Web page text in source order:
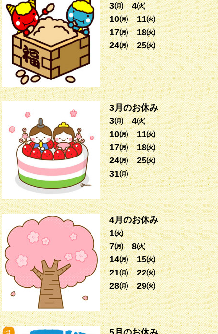
3㈪ 4㈫
10㈪ 11㈫
17㈪ 18㈫
24㈪ 25㈫
3月のお休み
3㈪ 4㈫
10㈪ 11㈫
17㈪ 18㈫
24㈪ 25㈫
31㈪
4月のお休み
1㈫
7㈪ 8㈫
14㈪ 15㈫
21㈪ 22㈫
28㈪ 29㈫
5月のお休み